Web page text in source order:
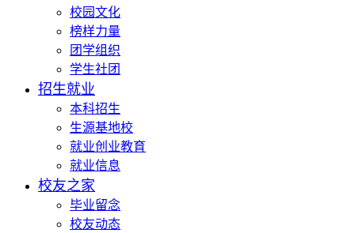
校园文化
榜样力量
团学组织
学生社团
招生就业
本科招生
生源基地校
就业创业教育
就业信息
校友之家
毕业留念
校友动态